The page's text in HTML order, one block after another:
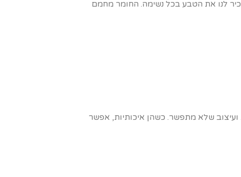
לנו את הטבע בכל נשימה. החומר מחמם
ועיצוב שלא מתפשר. כשהן איכותיות, אפשר